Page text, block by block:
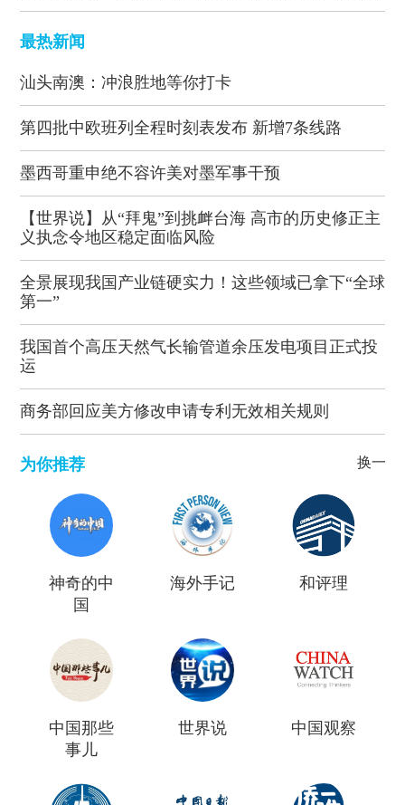
最热新闻
汕头南澳：冲浪胜地等你打卡
第四批中欧班列全程时刻表发布 新增7条线路
墨西哥重申绝不容许美对墨军事干预
【世界说】从“拜鬼”到挑衅台海 高市的历史修正主
义执念令地区稳定面临风险
全景展现我国产业链硬实力！这些领域已拿下“全球
第一”
我国首个高压天然气长输管道余压发电项目正式投
运
商务部回应美方修改申请专利无效相关规则
为你推荐 换一批
神奇的中
国
海外手记 和评理
中国那些
事儿
世界说 中国观察